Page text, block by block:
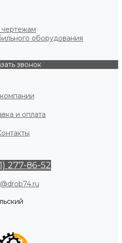
чертежам
оборудования
звонок
и оплата
277-86-52